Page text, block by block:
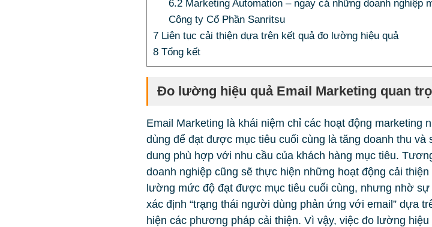
6.2Marketing Automation – ngay cả những doanh nghiệp
Công ty Cổ Phần Sanritsu
7 Liên tục cải thiện dựa trên kết quả đo lường hiệu quả
8 Tổng kết
Đo lường hiệu quả Email Marketing quan
Email Marketing là khái niệm chỉ các hoạt động
dùng để đạt được mục tiêu cuối cùng là tăng doanh thu
dung phù hợp với nhu cầu của khách hàng mục tiêu.
doanh nghiệp cũng sẽ thực hiện những hoạt động cải
lường mức độ đạt được mục tiêu cuối cùng, nhưng nhờ
xác định “trạng thái người dùng phản ứng với email” dựa
hiện các phương pháp cải thiện. Vì vậy, việc đo lường